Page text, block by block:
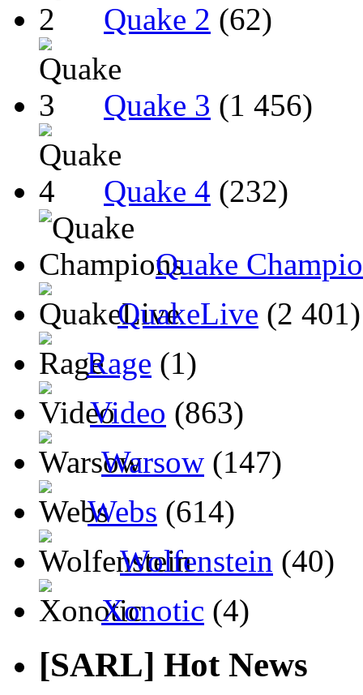
Quake 2 (62)
Quake 3 (1 456)
Quake 4 (232)
Quake
QuakeLive (2 401)
Rage (1)
Video (863)
Warsow (147)
Webs (614)
Wolfenstein (40)
Xonotic (4)
[SARL] Hot News